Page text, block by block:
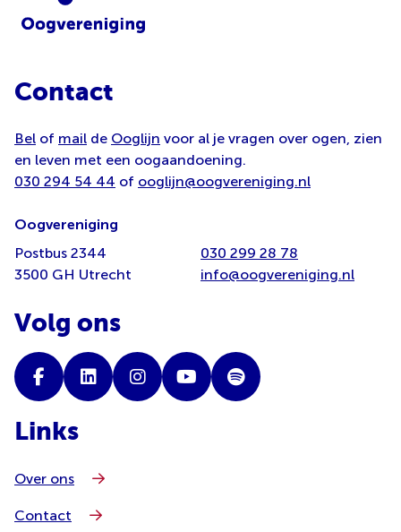
Contact
Bel of mail de Ooglijn voor al je vragen over ogen, zien
en leven met een oogaandoening.
030 294 54 44 of ooglijn@oogvereniging.nl
Oogvereniging
Postbus 2344
3500 GH Utrecht
030 299 28 78
info@oogvereniging.nl
Volg ons
Links
Over ons
Contact